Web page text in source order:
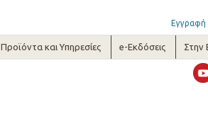
Εγγραφή
Προϊόντα και Υπηρεσίες e-Εκδόσεις Στην